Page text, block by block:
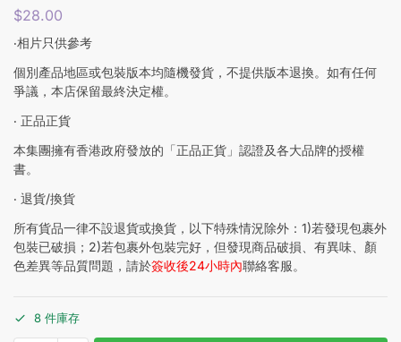
$28.00
‧相片只供參考
個別產品地區或包裝版本均隨機發貨，不提供版本退換。如有任何
爭議，本店保留最終決定權。
‧ 正品正貨
本集團擁有香港政府發放的「正品正貨」認證及各大品牌的授權
書。
‧ 退貨/換貨
所有貨品一律不設退貨或換貨，以下特殊情況除外：1)若發現包裹外
包裝已破損；2)若包裹外包裝完好，但發現商品破損、有異味、顏
色差異等品質問題，請於簽收後24小時內聯絡客服。
8 件庫存